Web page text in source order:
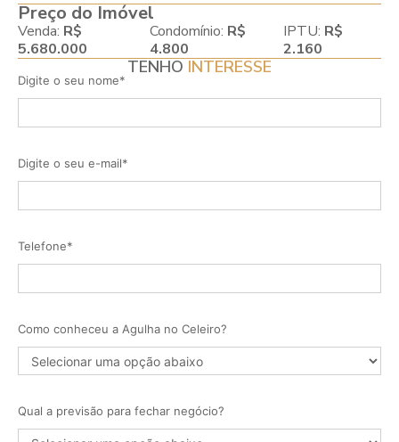
Preço do Imóvel
Venda: R$
5.680.000
Condomínio: R$
4.800
IPTU: R$
2.160
TENHO INTERESSE
Digite o seu nome*
Digite o seu e-mail*
Telefone*
Como conheceu a Agulha no Celeiro?
Qual a previsão para fechar negócio?